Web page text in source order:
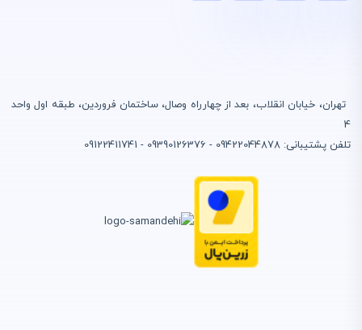
تهران، خیابان انقلاب، بعد از چهارراه وصال، ساختمان فروردین، طبقه اول واحد
4
تلفن پشتیبانی: 09422044878 - 09390126376 - 09122411741